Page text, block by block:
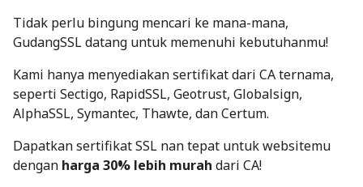
Tidak perlu bingung mencari ke mana-mana,
GudangSSLdatang untuk memenuhi kebutuhanmu!
Kami hanya menyediakan sertifikat dari CA ternama,
seperti Sectigo, RapidSSL, Geotrust, Globalsign,
AlphaSSL, Symantec, Thawte, dan Certum.
Dapatkan sertifikat SSL nan tepat untuk websitemu
dengan harga 30% lebih murah dari CA!